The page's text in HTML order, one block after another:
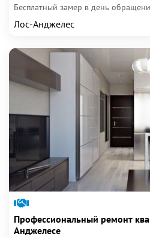
Бесплатный замер в день
Лос-Анджелес
Профессиональный ремонт
Анджелесе